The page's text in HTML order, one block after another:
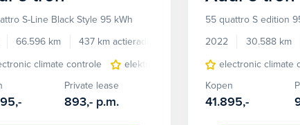
S-Line Black Style 95 kWh
66.596 km 437 km actieradius
Elektrisch
climate controle
elektrisch glazen panorama-dak
Private lease
893,- p.m.
55 quattro S edition
2022
30.588 km
electronic climate
Kopen
41.895,-